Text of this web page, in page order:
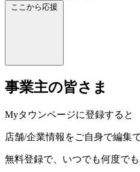
ここから応援
事業主の皆さま
Myタウンページに登録すると
店舗/企業情報をご自身で編集
無料登録で、いつでも何度で